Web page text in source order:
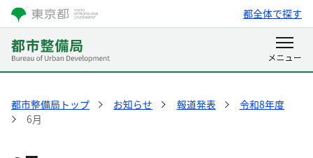
都全体で探す
都市整備局トップ お知らせ 報道発表
令和8年度
6月